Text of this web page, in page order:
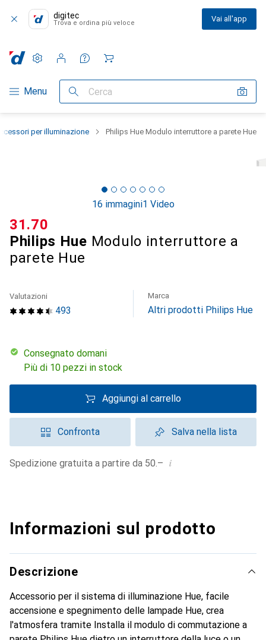
digitec
Trova e ordina più veloce Vai all'app
Categoria Navigazione
Menu Cerca
Impostazioni
Conto cliente
Liste di confronto
Liste dei desideri
Carrello
per illuminazione Philips Hue Modulo interruttore a parete Hue
16 immagini1 Video
Philips Hue Modulo interruttore a
parete Hue
CHF
31.70
493
Valutazioni Marca
Altri prodotti Philips Hue
Consegnato domani
Più di 10 pezzi in stock
Aggiungi al carrello
Confronta Salva nella lista
Spedizione gratuita a partire da 50.– i
Informazioni sul prodotto
Descrizione
Accessorio per il sistema di illuminazione Hue, facile
accensione e spegnimento delle lampade Hue, crea
l'atmosfera tramite Installa il modulo di commutazione a